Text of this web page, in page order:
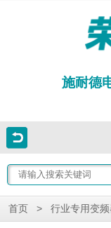
施耐德
首页 > 行业专用变频